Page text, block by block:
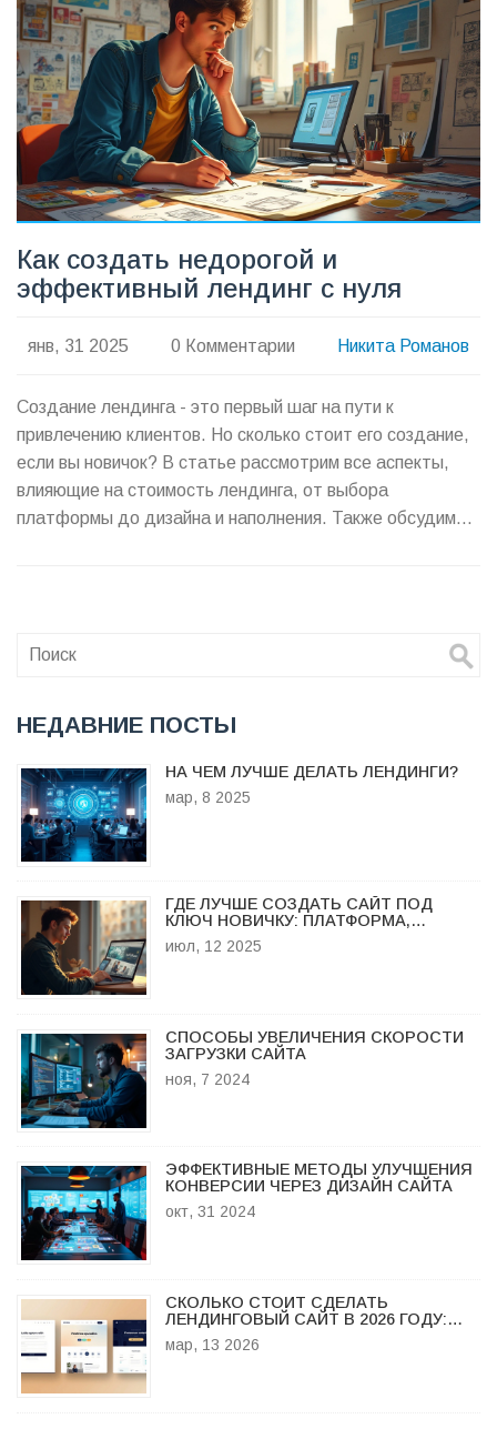
Как создать недорогой и
эффективный лендинг с нуля
янв, 31 2025 0 Комментарии Никита Романов
Создание лендинга - это первый шаг на пути к
привлечению клиентов. Но сколько стоит его создание,
если вы новичок? В статье рассмотрим все аспекты,
влияющие на стоимость лендинга, от выбора
платформы до дизайна и наполнения. Также обсудим
НЕДАВНИЕ ПОСТЫ
НА ЧЕМ ЛУЧШЕ ДЕЛАТЬ ЛЕНДИНГИ?
мар, 8 2025
ГДЕ ЛУЧШЕ СОЗДАТЬ САЙТ ПОД
КЛЮЧ НОВИЧКУ: ПЛАТФОРМА,
АГЕНТСТВО ИЛИ ФРИЛАНС
июл, 12 2025
СПОСОБЫ УВЕЛИЧЕНИЯ СКОРОСТИ
ЗАГРУЗКИ САЙТА
ноя, 7 2024
ЭФФЕКТИВНЫЕ МЕТОДЫ УЛУЧШЕНИЯ
КОНВЕРСИИ ЧЕРЕЗ ДИЗАЙН САЙТА
окт, 31 2024
СКОЛЬКО СТОИТ СДЕЛАТЬ
ЛЕНДИНГОВЫЙ САЙТ В 2026 ГОДУ:
РЕАЛЬНЫЕ ЦЕНЫ И ЧТО ВЛИЯЕТ НА
СТОИМОСТЬ
мар, 13 2026